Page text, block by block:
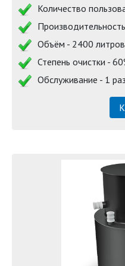
Количество
Объём - 2400 литров
Степень очистки -
Обслуживание - 1